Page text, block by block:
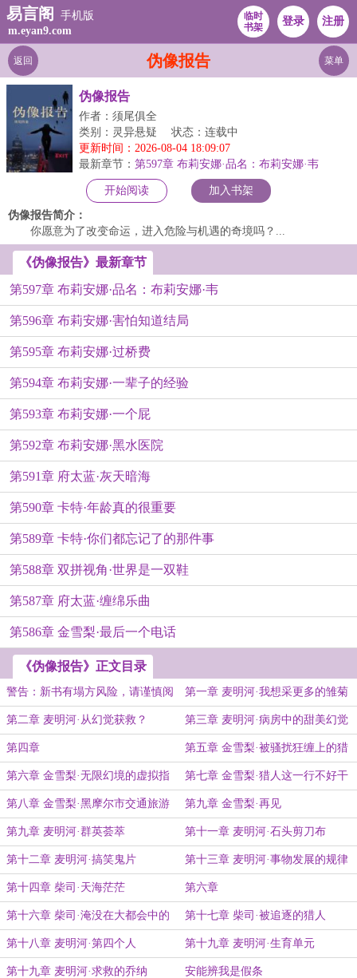
易言阁
手机版
m.eyan9.com
临时
书架
登录 注册
伪像报告
返回 菜单
伪像报告
作者：须尾俱全
类别：灵异悬疑
状态：连载中
更新时间：2026-08-04 18:09:07
最新章节： 第597章 布莉安娜·品名：布莉安娜·韦
开始阅读 加入书架
伪像报告简介：
你愿意为了改变命运，进入危险与机遇的奇境吗？...
《伪像报告》最新章节
第597章 布莉安娜·品名：布莉安娜·韦
第596章 布莉安娜·害怕知道结局
第595章 布莉安娜·过桥费
第594章 布莉安娜·一辈子的经验
第593章 布莉安娜·一个屁
第592章 布莉安娜·黑水医院
第591章 府太蓝·灰天暗海
第590章 卡特·年龄真的很重要
第589章 卡特·你们都忘记了的那件事
第588章 双拼视角·世界是一双鞋
第587章 府太蓝·缠绵乐曲
第586章 金雪梨·最后一个电话
《伪像报告》正文目录
警告：新书有塌方风险，请谨慎阅
读
第一章 麦明河·我想采更多的雏菊
第二章 麦明河·从幻觉获救？ 第三章 麦明河·病房中的甜美幻觉
第四章 第五章 金雪梨·被骚扰狂缠上的猎
人
第六章 金雪梨·无限幻境的虚拟指
南
第七章 金雪梨·猎人这一行不好干
第八章 金雪梨·黑摩尔市交通旅游
图
第九章 金雪梨·再见
第九章 麦明河·群英荟萃 第十一章 麦明河·石头剪刀布
第十二章 麦明河·搞笑鬼片 第十三章 麦明河·事物发展的规律
第十四章 柴司·天海茫茫 第六章
第十六章 柴司·淹没在大都会中的
伪像
第十七章 柴司·被追逐的猎人
第十八章 麦明河·第四个人 第十九章 麦明河·生育单元
第十九章 麦明河·求救的乔纳 安能辨我是假条